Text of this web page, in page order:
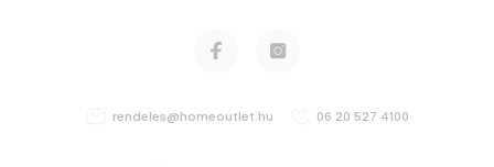
rendeles@homeoutlet.hu 06 20 527 4100